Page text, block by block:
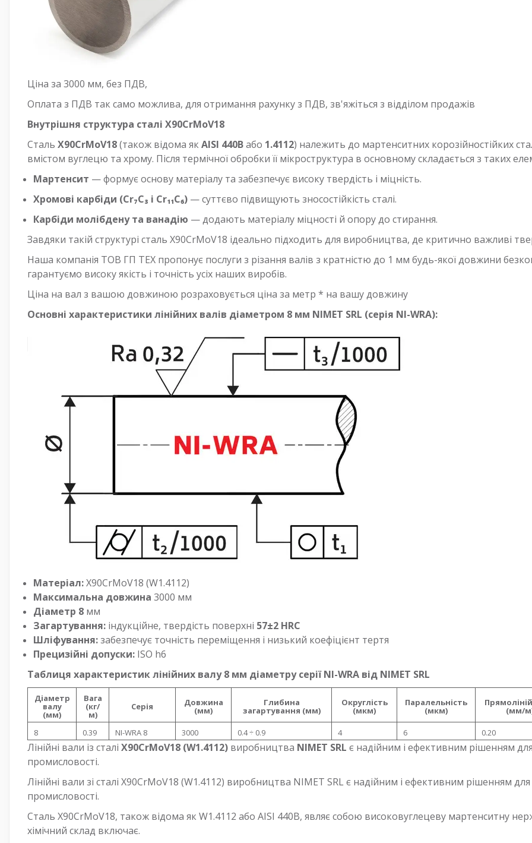
Ціна за 3000 мм, без ПДВ,
Оплата з ПДВ так само можлива, для отримання рахунку з ПДВ, зв'яжіться з відділом продажів
Внутрішня структура сталі X90CrMoV18
Сталь X90CrMoV18(також відома як AISI 440Bабо 1.4112) належить до мартенситних корозійностійких
вмістом вуглецю та хрому. Після термічної обробки її мікроструктура в основному складається з таких
Мартенсит — формує основу матеріалу та забезпечує високу твердість і міцність.
Хромові карбіди (Cr₇C₃ і Cr₁₁C₆) — суттєво підвищують зносостійкість сталі.
Карбіди молібдену та ванадію — додають матеріалу міцності й опору до стирання.
Завдяки такій структурі сталь X90CrMoV18 ідеально підходить для виробництва, де критично важливі
Наша компанія ТОВ ГП ТЕХ пропонує послуги з різання валів з кратністю до 1 мм будь-якої довжини
гарантуємо високу якість і точність усіх наших виробів.
Ціна на вал з вашою довжиною розраховується ціна за метр * на вашу довжину
Основні характеристики лінійних валів діаметром 8 мм NIMET SRL (серія NI-WRA):
Матеріал:X90CrMoV18 (W1.4112)
Максимальна довжина 3000 мм
Діаметр 8 мм
Загартування: індукційне, твердість поверхні 57±2 HRC
Шліфування:забезпечує точність переміщення і низький коефіцієнт тертя
Прецизійні допуски: ISO h6
Таблиця характеристик лінійних валу 8 мм діаметру серії NI-WRA від NIMET SRL
Діаметр
валу
(мм)
Вага
(кг/
м)
Серія Довжина
(мм)
Глибина
загартування (мм)
Округлість
(мкм)
Паралельність
(мкм) (мм/
8 0.39 NI-WRA 8 3000 0.4 ÷ 0.9 4 6 0.20
Лінійні вали із сталі X90CrMoV18 (W1.4112) виробництва NIMET SRL є надійним і ефективним рішенням
промисловості.
Лінійні вали зі сталі X90CrMoV18 (W1.4112) виробництва NIMET SRL є надійним і ефективним рішенням
промисловості.
Сталь X90CrMoV18, також відома як W1.4112 або AISI 440B, являє собою високовуглецеву мартенситну
хімічний склад включає.